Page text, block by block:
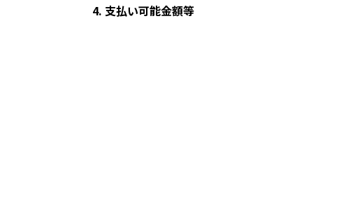
4. 支払い可能金額等